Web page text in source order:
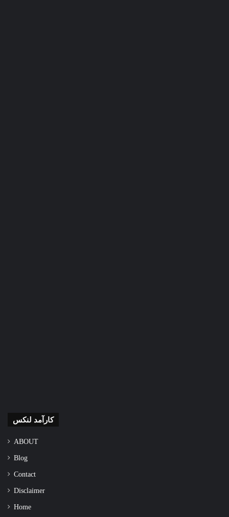
کارآمد لنکس
ABOUT
Blog
Contact
Disclaimer
Home